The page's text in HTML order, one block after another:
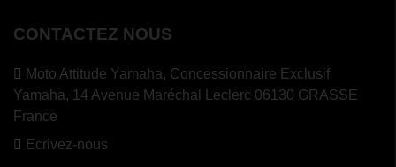
CONTACTEZ NOUS
Moto Attitude Yamaha, Concessionnaire Exclusif
Yamaha, 14 Avenue Maréchal Leclerc 06130 GRASSE
France
Ecrivez-nous